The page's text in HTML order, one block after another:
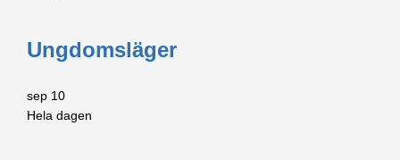
Ungdomsläger
sep 10
Hela dagen